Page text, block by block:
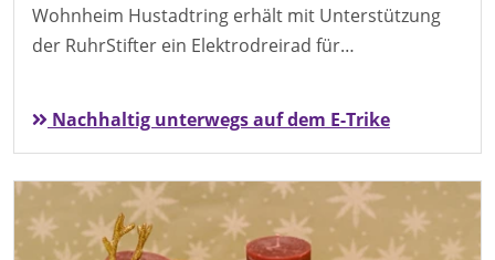
Wohnheim Hustadtring erhält mit Unterstützung
der RuhrStifter ein Elektrodreirad für…
Nachhaltig unterwegs auf dem E-Trike